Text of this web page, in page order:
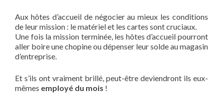
Aux hôtes d’accueil de négocier au mieux les conditions
de leur mission : le matériel et les cartes sont cruciaux.
Une fois la mission terminée, les hôtes d’accueil pourront
aller boire une chopine ou dépenser leur solde au magasin
d’entreprise.
Et s’ils ont vraiment brillé, peut-être deviendront ils eux-
mêmes employé du mois !